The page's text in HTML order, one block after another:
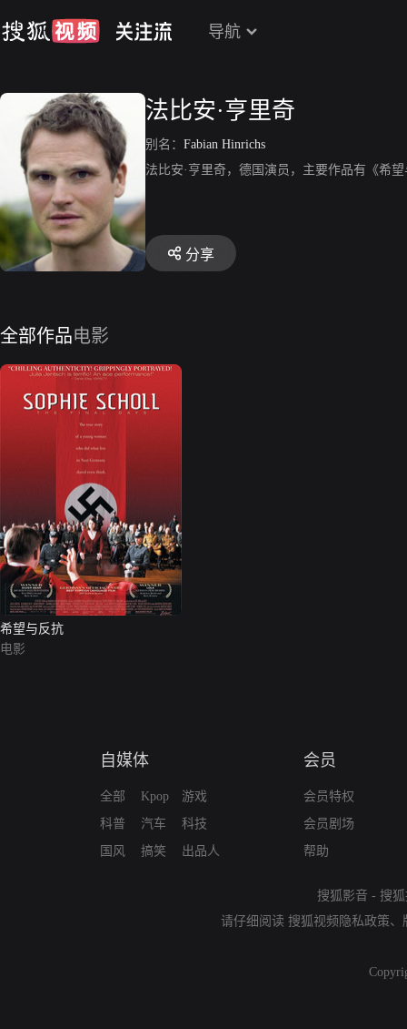
导航
法比安·亨里奇
别名： Fabian Hinrichs
法比安·亨里奇，德国演员，主要作品有《希
分享
全部作品电影
希望与反抗
电影
自媒体
全部
科普
国风
Kpop
汽车
搞笑
游戏
科技
出品人
会员
会员特权
会员剧场
帮助
搜狐影音 - 搜
请仔细阅读 搜狐视频隐私政策、